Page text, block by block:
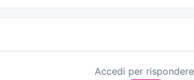
Accedi per